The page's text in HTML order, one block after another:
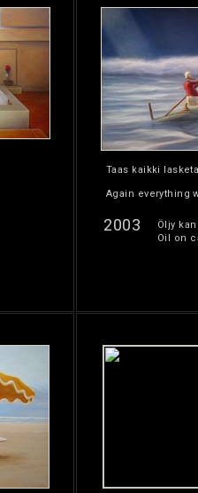
Taas kaikki
Again everything
2003
Öljy
Oil on